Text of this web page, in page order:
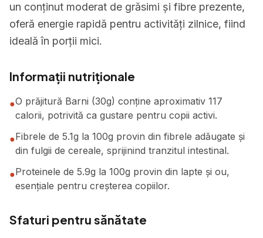
un conținut moderat de grăsimi și fibre prezente,
oferă energie rapidă pentru activități zilnice, fiind
ideală în porții mici.
Informații nutriționale
●O prăjitură Barni (30g) conține aproximativ 117
calorii, potrivită ca gustare pentru copii activi.
●Fibrele de 5.1g la 100g provin din fibrele adăugate și
din fulgii de cereale, sprijinind tranzitul intestinal.
●Proteinele de 5.9g la 100g provin din lapte și ou,
esențiale pentru creșterea copiilor.
Sfaturi pentru sănătate